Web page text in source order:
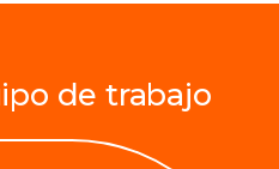
de trabajo